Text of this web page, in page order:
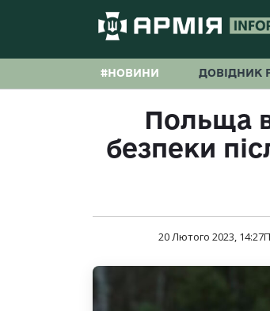
#НОВИНИ ДОВІДНИК
Польща
безпеки
20 Лютого 2023, 14:27